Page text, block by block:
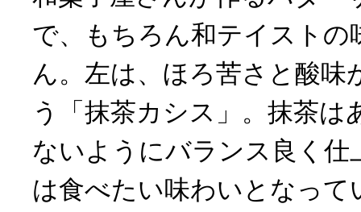
で、もちろん和テイストの
ん。左は、ほろ苦さと酸味
う「抹茶カシス」。抹茶は
ないようにバランス良く仕
は食べたい味わいとなって